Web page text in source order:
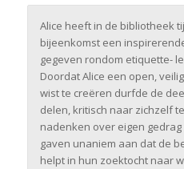
Alice heeft in de bibliotheek
bijeenkomst een
gegeven rondom etiquette-
Doordat Alice een open,
wist te creëren durfde de
delen, kritisch naar zichzelf
nadenken over eigen
gaven unaniem aan dat de
helpt in hun zoektocht naar